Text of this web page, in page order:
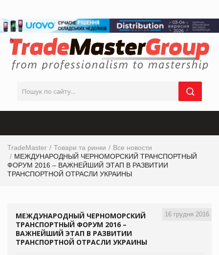
TradeMaster Товари та ринки
Все новости
МЕЖДУНАРОДНЫЙ ЧЕРНОМОРСКИЙ ТРАНСПОРТНЫЙ
ФОРУМ 2016 – ВАЖНЕЙШИЙ ЭТАП В РАЗВИТИИ
ТРАНСПОРТНОЙ ОТРАСЛИ УКРАИНЫ
16 грудня 2016
МЕЖДУНАРОДНЫЙ ЧЕРНОМОРСКИЙ
ТРАНСПОРТНЫЙ ФОРУМ 2016 –
ВАЖНЕЙШИЙ ЭТАП В РАЗВИТИИ
ТРАНСПОРТНОЙ ОТРАСЛИ УКРАИНЫ